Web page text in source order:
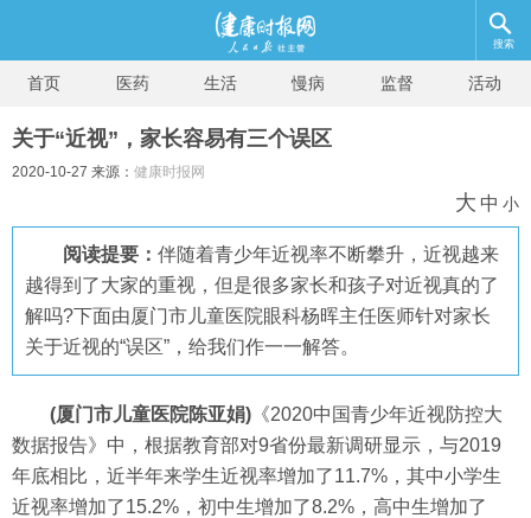
搜索
首页 医药 生活 慢病 监督 活动
关于“近视”，家长容易有三个误区
2020-10-27 来源： 健康时报网
大 中 小
阅读提要： 伴随着青少年近视率不断攀升，近视越来
越得到了大家的重视，但是很多家长和孩子对近视真的了
解吗?下面由厦门市儿童医院眼科杨晖主任医师针对家长
关于近视的“误区”，给我们作一一解答。
(厦门市儿童医院陈亚娟) 《2020中国青少年近视防控大
数据报告》中，根据教育部对9省份最新调研显示，与2019
年底相比，近半年来学生近视率增加了11.7%，其中小学生
近视率增加了15.2%，初中生增加了8.2%，高中生增加了